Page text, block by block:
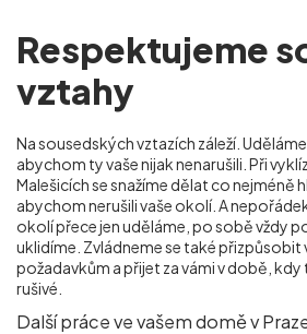
Respektujeme
vztahy
Na sousedských vztazích záleží.
abychom ty vaše nijak nenarušili. Při
Malešicích se snažíme dělat co nejméně
abychom nerušili vaše okolí. A
okolí přece jen uděláme, po sobě vždy
uklidíme. Zvládneme se také přizpůsobit
požadavkům a přijet za vámi v době,
rušivé.
Další práce ve vašem domě v